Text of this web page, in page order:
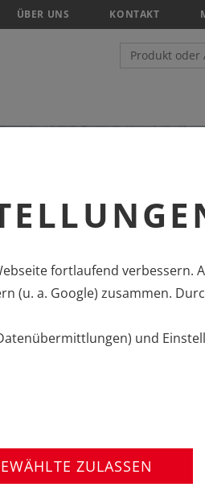
fortlaufend verbessern.
(u. a. Google) zusammen.
und
ZULASSEN
ÜBER UNS KONTAKT